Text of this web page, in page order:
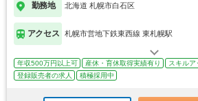
勤務地 北海道 札幌市白石区
アクセス 札幌市営地下鉄東西線 東札幌駅
年収500万円以上可 産休・育休取得実績有り スキルア
登録販売者の求人
積極採用中